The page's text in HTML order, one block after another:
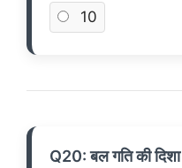
10
Q20: बल गति की